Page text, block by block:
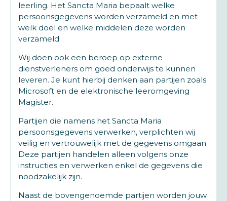
leerling. Het Sancta Maria bepaalt welke
persoonsgegevens worden verzameld en met
welk doel en welke middelen deze worden
verzameld.
Wij doen ook een beroep op externe
dienstverleners om goed onderwijs te kunnen
leveren. Je kunt hierbij denken aan partijen zoals
Microsoft en de elektronische leeromgeving
Magister.
Partijen die namens het Sancta Maria
persoonsgegevens verwerken, verplichten wij
veilig en vertrouwelijk met de gegevens omgaan.
Deze partijen handelen alleen volgens onze
instructies en verwerken enkel de gegevens die
noodzakelijk zijn.
Naast de bovengenoemde partijen worden jouw